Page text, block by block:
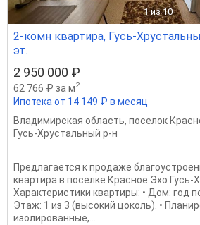
1 из 10
2-комн квартира, Гусь-
эт.
2 950 000 ₽
62 766 ₽ за м2
Ипотека от 14 149 ₽ в месяц
Владимирская область, поселок
Гусь-Хрустальный р-н
Предлагается к продаже
квартира в поселке Красное Эхо Гусь-
Характеристики квартиры: • Дом: год
Этаж: 1 из 3 (высокий цоколь). •
изолированные,...